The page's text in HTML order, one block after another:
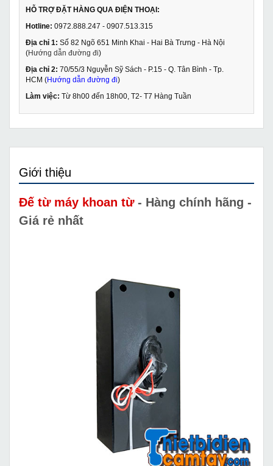
HỖ TRỢ ĐẶT HÀNG QUA ĐIỆN THOẠI:
Hotline: 0972.888.247 - 0907.513.315
Địa chỉ 1: Số 82 Ngõ 651 Minh Khai - Hai Bà Trưng - Hà Nội
(Hướng dẫn đường đi)
Địa chỉ 2: 70/55/3 Nguyễn Sỹ Sách - P.15 - Q. Tân Bình - Tp.
HCM (Hướng dẫn đường đi)
Làm việc: Từ 8h00 đến 18h00, T2- T7 Hàng Tuần
Giới thiệu
Đế từ máy khoan từ- Hàng chính hãng -
Giá rẻ nhất